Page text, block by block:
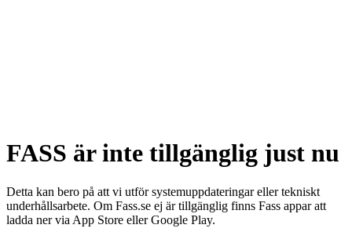
FASS är inte tillgänglig just nu
Detta kan bero på att vi utför systemuppdateringar eller tekniskt
underhållsarbete. Om Fass.se ej är tillgänglig finns Fass appar att
ladda ner via App Store eller Google Play.